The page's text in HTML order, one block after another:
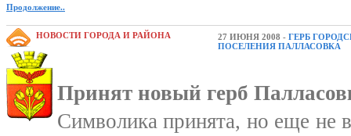
Продолжение..
НОВОСТИ ГОРОДА И РАЙОНА 27 ИЮНЯ 2008 - ГЕРБ
ПОСЕЛЕНИЯ ПАЛЛАСОВКА
Принят новый герб
Символика принята, но еще не